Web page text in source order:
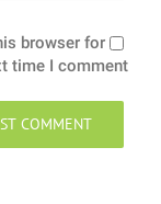
browser for
time I comment.